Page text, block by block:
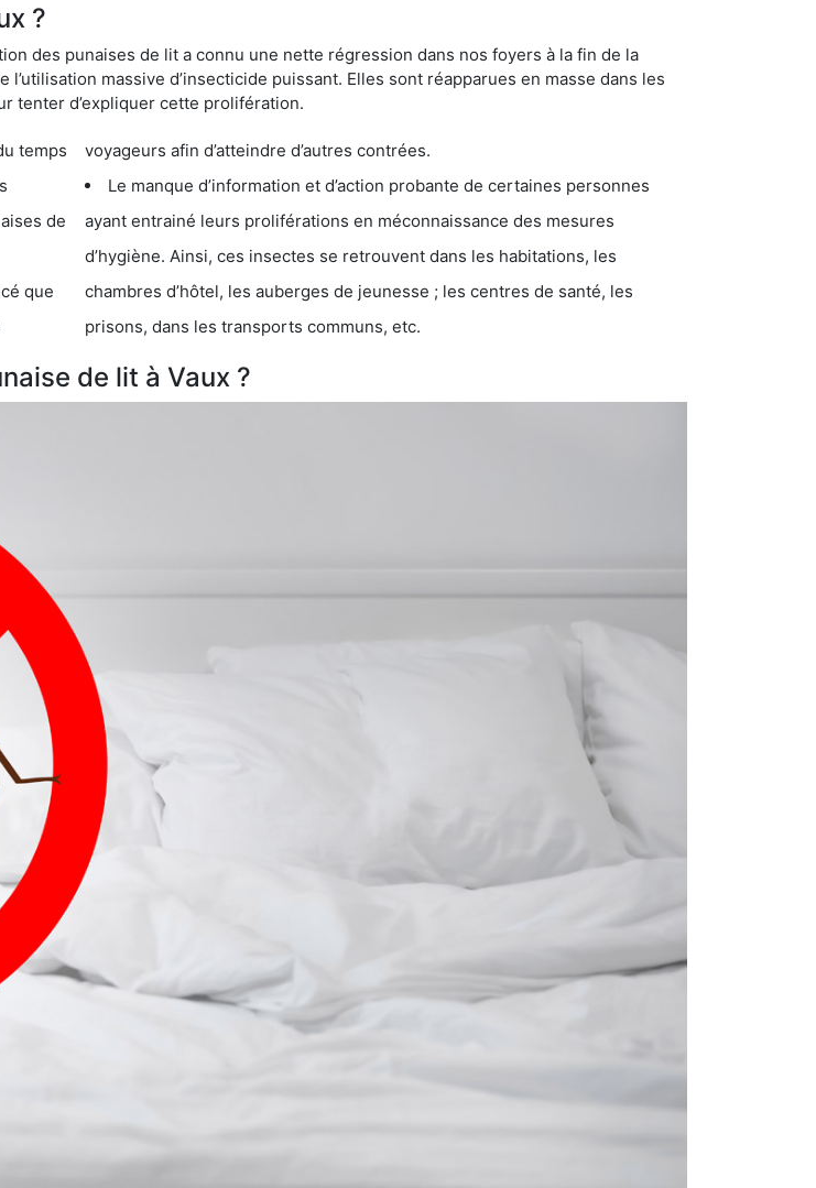
?
des punaises de lit a connu une nette régression dans nos foyers à la fin de la
massive d’insecticide puissant. Elles sont réapparues en masse dans les
tenter d’expliquer cette prolifération.
voyageurs afin d’atteindre d’autres contrées.
Le manque d’information et d’action probante de certaines personnes
ayant entrainé leurs proliférations en méconnaissance des mesures
d’hygiène. Ainsi, ces insectes se retrouvent dans les habitations, les
chambres d’hôtel, les auberges de jeunesse ; les centres de santé, les
prisons, dans les transports communs, etc.
de lit à Vaux ?